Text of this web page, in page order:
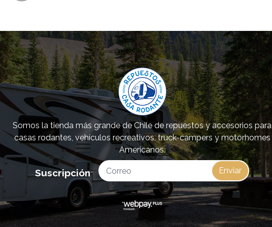
Somos la tienda más grande de Chile de repuestos y accesorios para
casas rodantes, vehículos recreativos, truck-campers y motorhomes
Americanos.
Suscripción Enviar